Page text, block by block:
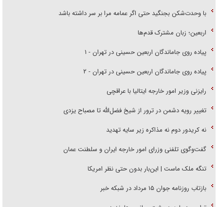
با وحدت‌شکن بجنگید حتی اگر عمامه مرا بر سر داشته باشد
اربعین؛ زبان مشترک قدم‌ها
پیاده روی جاماندگان اربعین حسینی در تهران - ۱
پیاده روی جاماندگان اربعین حسینی در تهران - ۲
رایزنی وزیر امور خارجه ایتالیا با عراقچی
تغییر رویه دشمن در ترور از شیخ فضل‌الله تا مصباح یزدی
نه کریدور دوم نه مذاکره زیر سایه تهدید
گفت‌وگوی تلفنی وزرای امور خارجه ایران و سلطنت عمان
تنگه ملک ماست | این‌بار بدون حتی نظر امریکا
بازتاب روزنامه جوان ۱۵ مرداد در شبکه خبر